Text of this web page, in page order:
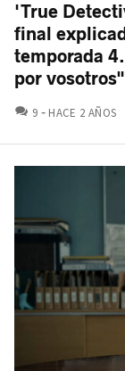
'True
final
temporada
por vosotros"
9 COMENTARIOS
HACE 2 AÑOS